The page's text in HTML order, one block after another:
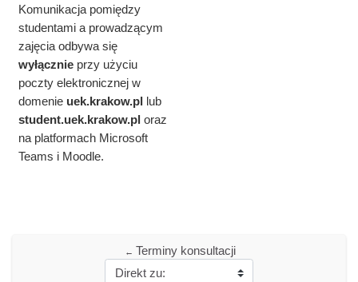
Komunikacja pomiędzy
studentami a prowadzącym
zajęcia odbywa się
wyłącznieprzy użyciu
poczty elektronicznej w
domenie uek.krakow.pl lub
student.uek.krakow.pl oraz
na platformach Microsoft
Teams i Moodle.
← Terminy konsultacji